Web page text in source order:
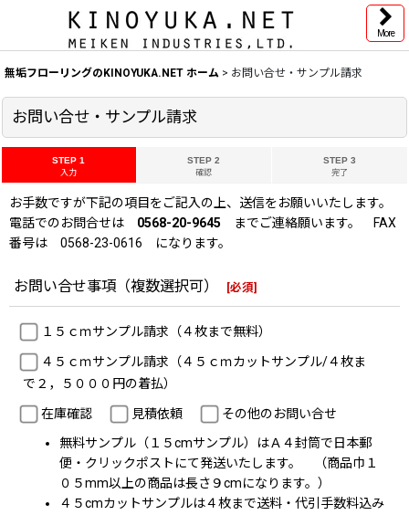
More
無垢フローリングのKINOYUKA.NET ホーム > お問い合せ・サンプル請求
お問い合せ・サンプル請求
STEP 1
入力
STEP 2
確認
STEP 3
完了
お手数ですが下記の項目をご記入の上、送信をお願いいたします。
電話でのお問合せは 0568-20-9645 までご連絡願います。 FAX
番号は 0568-23-0616 になります。
お問い合せ事項（複数選択可） [必須]
１５ｃｍサンプル請求（４枚まで無料）
４５ｃｍサンプル請求（４５ｃｍカットサンプル/４枚ま
で２，５０００円の着払）
在庫確認 見積依頼
その他のお問い合せ
無料サンプル（１５cmサンプル）はＡ４封筒で日本郵
便・クリックポストにて発送いたします。 （商品巾１
０５mm以上の商品は長さ９cmになります。）
４５cmカットサンプルは４枚まで送料・代引手数料込み